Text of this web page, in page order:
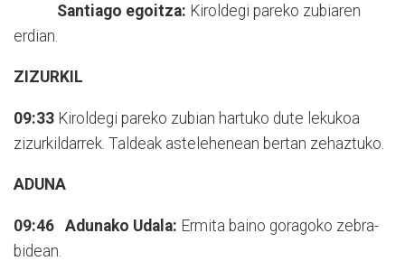
Santiago egoitza: Kiroldegi pareko zubiaren
erdian.
ZIZURKIL
09:33 Kiroldegi pareko zubian hartuko dute lekukoa
zizurkildarrek. Taldeak astelehenean bertan zehaztuko.
ADUNA
09:46 Adunako Udala: Ermita baino goragoko zebra-
bidean.